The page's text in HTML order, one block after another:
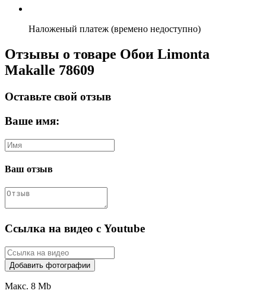
Наложеный платеж (времено недоступно)
Отзывы о товаре Обои Limonta
Makalle 78609
Оставьте свой отзыв
Ваше имя:
Ваш отзыв
Ссылка на видео с Youtube
Добавить фотографии
Макс. 8 Mb